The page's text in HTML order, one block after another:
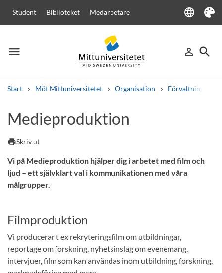
Student Biblioteket Medarbetare language
Language
Tema
menu
Meny person_outline
Logga in
search
Sök
Start Möt Mittuniversitetet Organisation Förvaltningen
Andra söktjänster
Kurser och program
Medieproduktion
printSkriv ut
Vi på Medieproduktion hjälper dig i arbetet med film och
ljud – ett självklart val i kommunikationen med våra
målgrupper.
Filmproduktion
Vi producerar t ex rekryteringsfilm om utbildningar,
reportage om forskning, nyhetsinslag om evenemang,
intervjuer, film som kan användas inom utbildning, forskning,